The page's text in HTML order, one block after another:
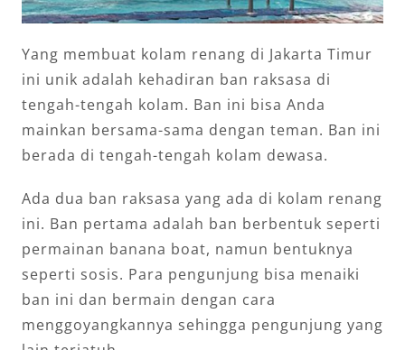
Yang membuat kolam renang di Jakarta Timur
ini unik adalah kehadiran ban raksasa di
tengah-tengah kolam. Ban ini bisa Anda
mainkan bersama-sama dengan teman. Ban ini
berada di tengah-tengah kolam dewasa.
Ada dua ban raksasa yang ada di kolam renang
ini. Ban pertama adalah ban berbentuk seperti
permainan banana boat, namun bentuknya
seperti sosis. Para pengunjung bisa menaiki
ban ini dan bermain dengan cara
menggoyangkannya sehingga pengunjung yang